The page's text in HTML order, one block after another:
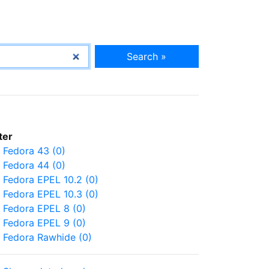
Search »
Fedora 43 (0)
Fedora 44 (0)
Fedora EPEL 10.2 (0)
Fedora EPEL 10.3 (0)
Fedora EPEL 8 (0)
Fedora EPEL 9 (0)
Fedora Rawhide (0)